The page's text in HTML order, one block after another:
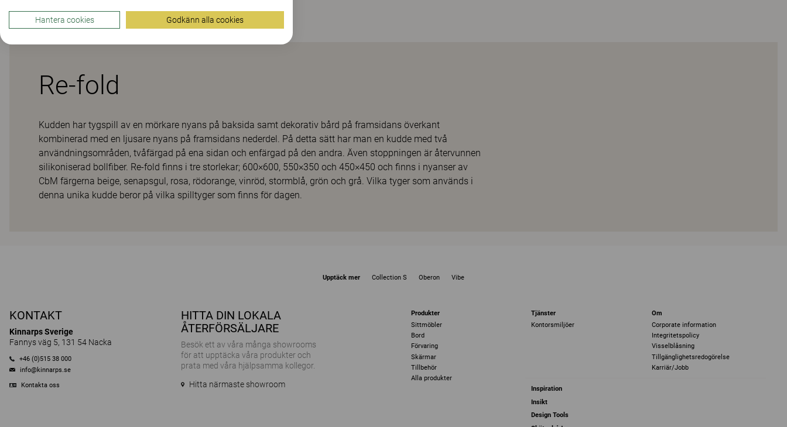
Re-fold
Kudden har tygspill av en mörkare nyans på baksida samt dekorativ bård på framsidans överkant
kombinerad med en ljusare nyans på framsidans nederdel. På detta sätt har man en kudde med två
användningsområden, tvåfärgad på ena sidan och enfärgad på den andra. Även stoppningen är återvunnen
silikoniserad bollfiber. Re-fold finns i tre storlekar; 600×600, 550×350 och 450×450 och finns i nyanser av
CbM färgerna beige, senapsgul, rosa, rödorange, vinröd, stormblå, grön och grå. Vilka tyger som används i
denna unika kudde beror på vilka spilltyger som finns för dagen.
Upptäck mer Collection S Oberon Vibe
KONTAKT
Kinnarps Sverige
Fannys väg 5, 131 54 Nacka
+46 (0)515 38 000
info@kinnarps.se
Kontakta oss
HITTA DIN LOKALA
ÅTERFÖRSÄLJARE
Besök ett av våra många showrooms
för att upptäcka våra produkter och
prata med våra hjälpsamma kollegor.
Hitta närmaste showroom
Produkter
Sittmöbler
Bord
Förvaring
Skärmar
Tillbehör
Alla produkter
Tjänster
Kontorsmiljöer
Om
Corporate information
Integritetspolicy
Visselblåsning
Tillgänglighetsredogörelse
Karriär/Jobb
Inspiration
Insikt
Design Tools
Hantera cookies Godkänn alla cookies